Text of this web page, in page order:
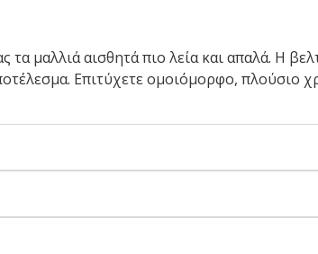
μαλλιά αισθητά πιο λεία και απαλά. Η
Επιτύχετε ομοιόμορφο, πλούσιο